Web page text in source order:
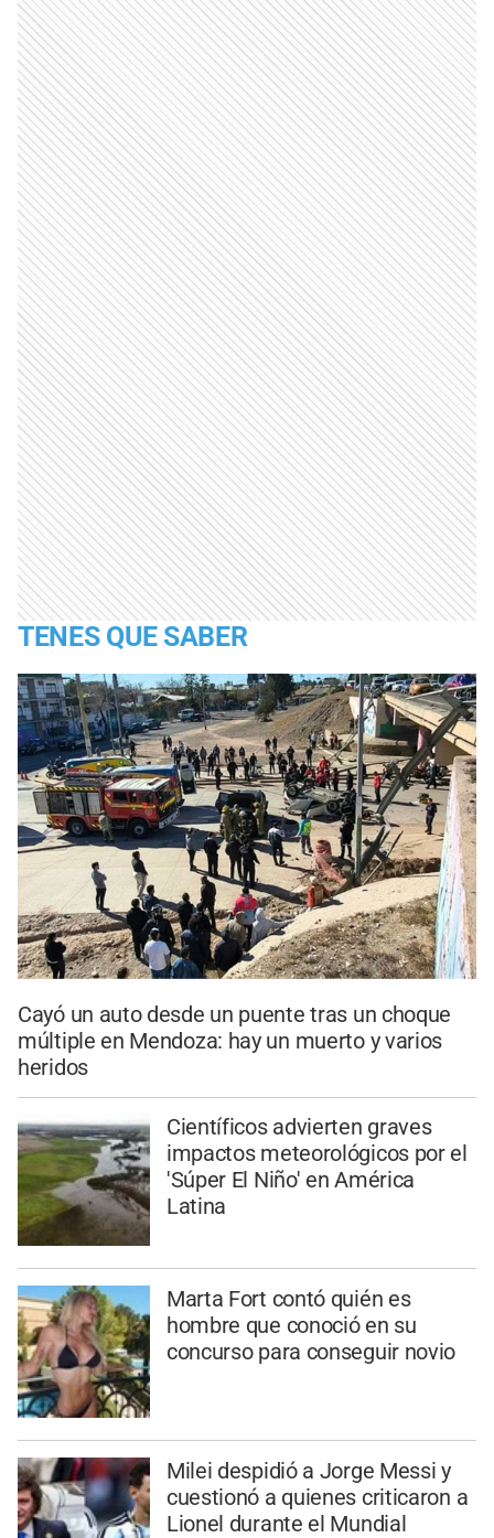
TENES QUE SABER
Cayó un auto desde un puente tras un choque
múltiple en Mendoza: hay un muerto y varios
heridos
Científicos advierten graves
impactos meteorológicos por el
'Súper El Niño' en América
Latina
Marta Fort contó quién es
hombre que conoció en su
concurso para conseguir novio
Milei despidió a Jorge Messi y
cuestionó a quienes criticaron a
Lionel durante el Mundial